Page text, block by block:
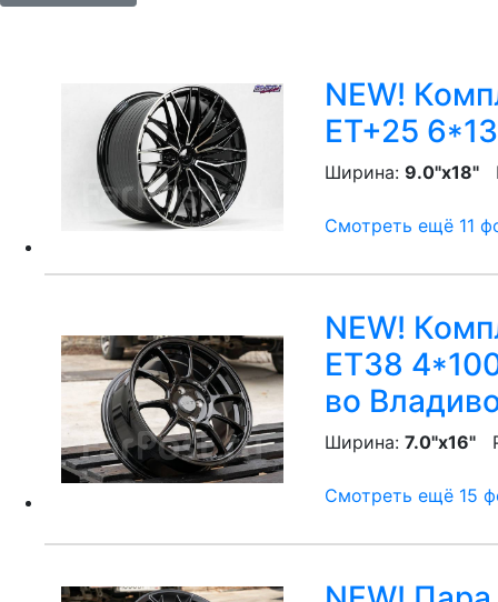
NEW!
ET+25
Ширина: 9.0"x18"
Смотреть ещё 11
NEW!
ET38
во
Ширина: 7.0"x16"
Смотреть ещё 15